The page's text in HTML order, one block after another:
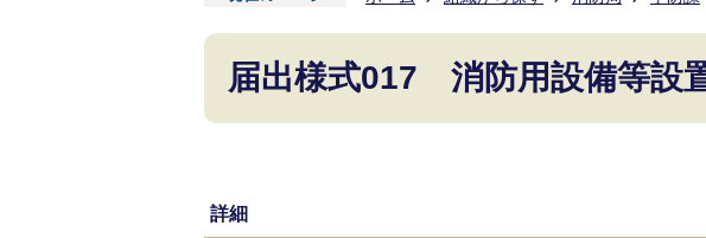
届出様式017 消防用設備等設
詳細